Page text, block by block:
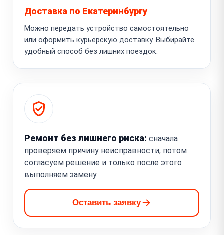
Доставка по Екатеринбургу
Можно передать устройство самостоятельно
или оформить курьерскую доставку. Выбирайте
удобный способ без лишних поездок.
Ремонт без лишнего риска: сначала
проверяем причину неисправности, потом
согласуем решение и только после этого
выполняем замену.
Оставить заявку